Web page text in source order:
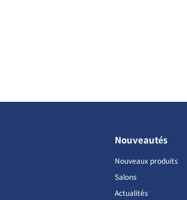
Nouveautés
Nouveaux produits
Salons
Actualités